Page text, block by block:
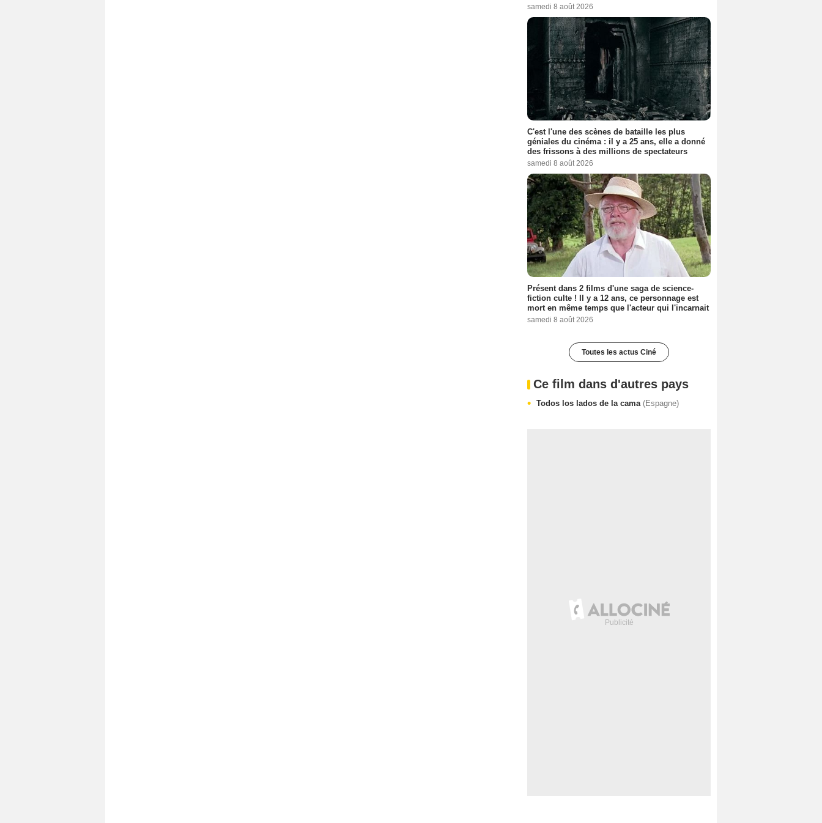
samedi 8 août 2026
C'est l'une des scènes de bataille les plus
géniales du cinéma : il y a 25 ans, elle a donné
des frissons à des millions de spectateurs
samedi 8 août 2026
Présent dans 2 films d'une saga de science-
fiction culte ! Il y a 12 ans, ce personnage est
mort en même temps que l'acteur qui l'incarnait
samedi 8 août 2026
Toutes les actus Ciné
Ce film dans d'autres pays
Todos los lados de la cama (Espagne)